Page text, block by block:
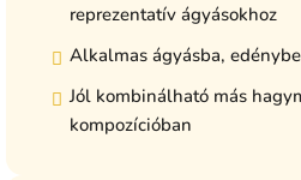
reprezentatív ágyásokhoz
Alkalmas ágyásba,
Jól kombinálható más
kompozícióban